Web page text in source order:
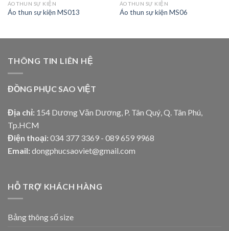
ÁO THUN SỰ KIỆN
Áo thun sự kiện MS013
ÁO THUN SỰ KIỆN
Áo thun sự kiện MS06
THÔNG TIN LIÊN HỆ
ĐỒNG PHỤC SAO VIỆT
Địa chỉ: 154 Dương Văn Dương, P. Tân Quý, Q. Tân Phú,
Tp.HCM
Điện thoại: 034 377 3369 - 089 659 9968
Email: dongphucsaoviet@gmail.com
HỖ TRỢ KHÁCH HÀNG
Bảng thông số size